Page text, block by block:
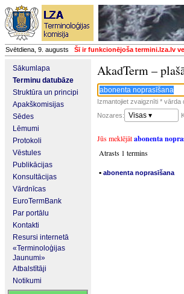
Svētdiena, 9. augusts Šī ir funkcionējoša termini.lza.lv
Sākumlapa
Terminu datubāze
Struktūra un principi
Apakškomisijas
Sēdes
Lēmumi
Protokoli
Vēstules
Publikācijas
Konsultācijas
Vārdnīcas
EuroTermBank
Par portālu
Kontakti
Resursi internetā
«Terminoloģijas
Jaunumi»
Atbalstītāji
Notikumi
AkadTerm –
Izmantojiet zvaigznīti * vārda
Nozares:
Visas ▾
Jūs meklējātabonenta
Atrasts 1 termins
▪ abonenta noprasīšana